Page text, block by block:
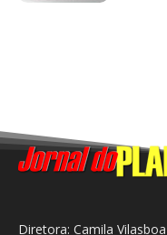
Diretora: Camila Vilasboa